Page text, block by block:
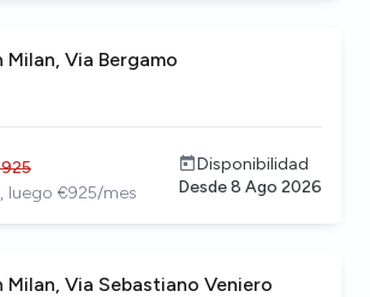
Via Bergamo
925
luego €925/mes
Disponibilidad
Desde8 Ago 2026
Milan, Via Sebastiano Veniero